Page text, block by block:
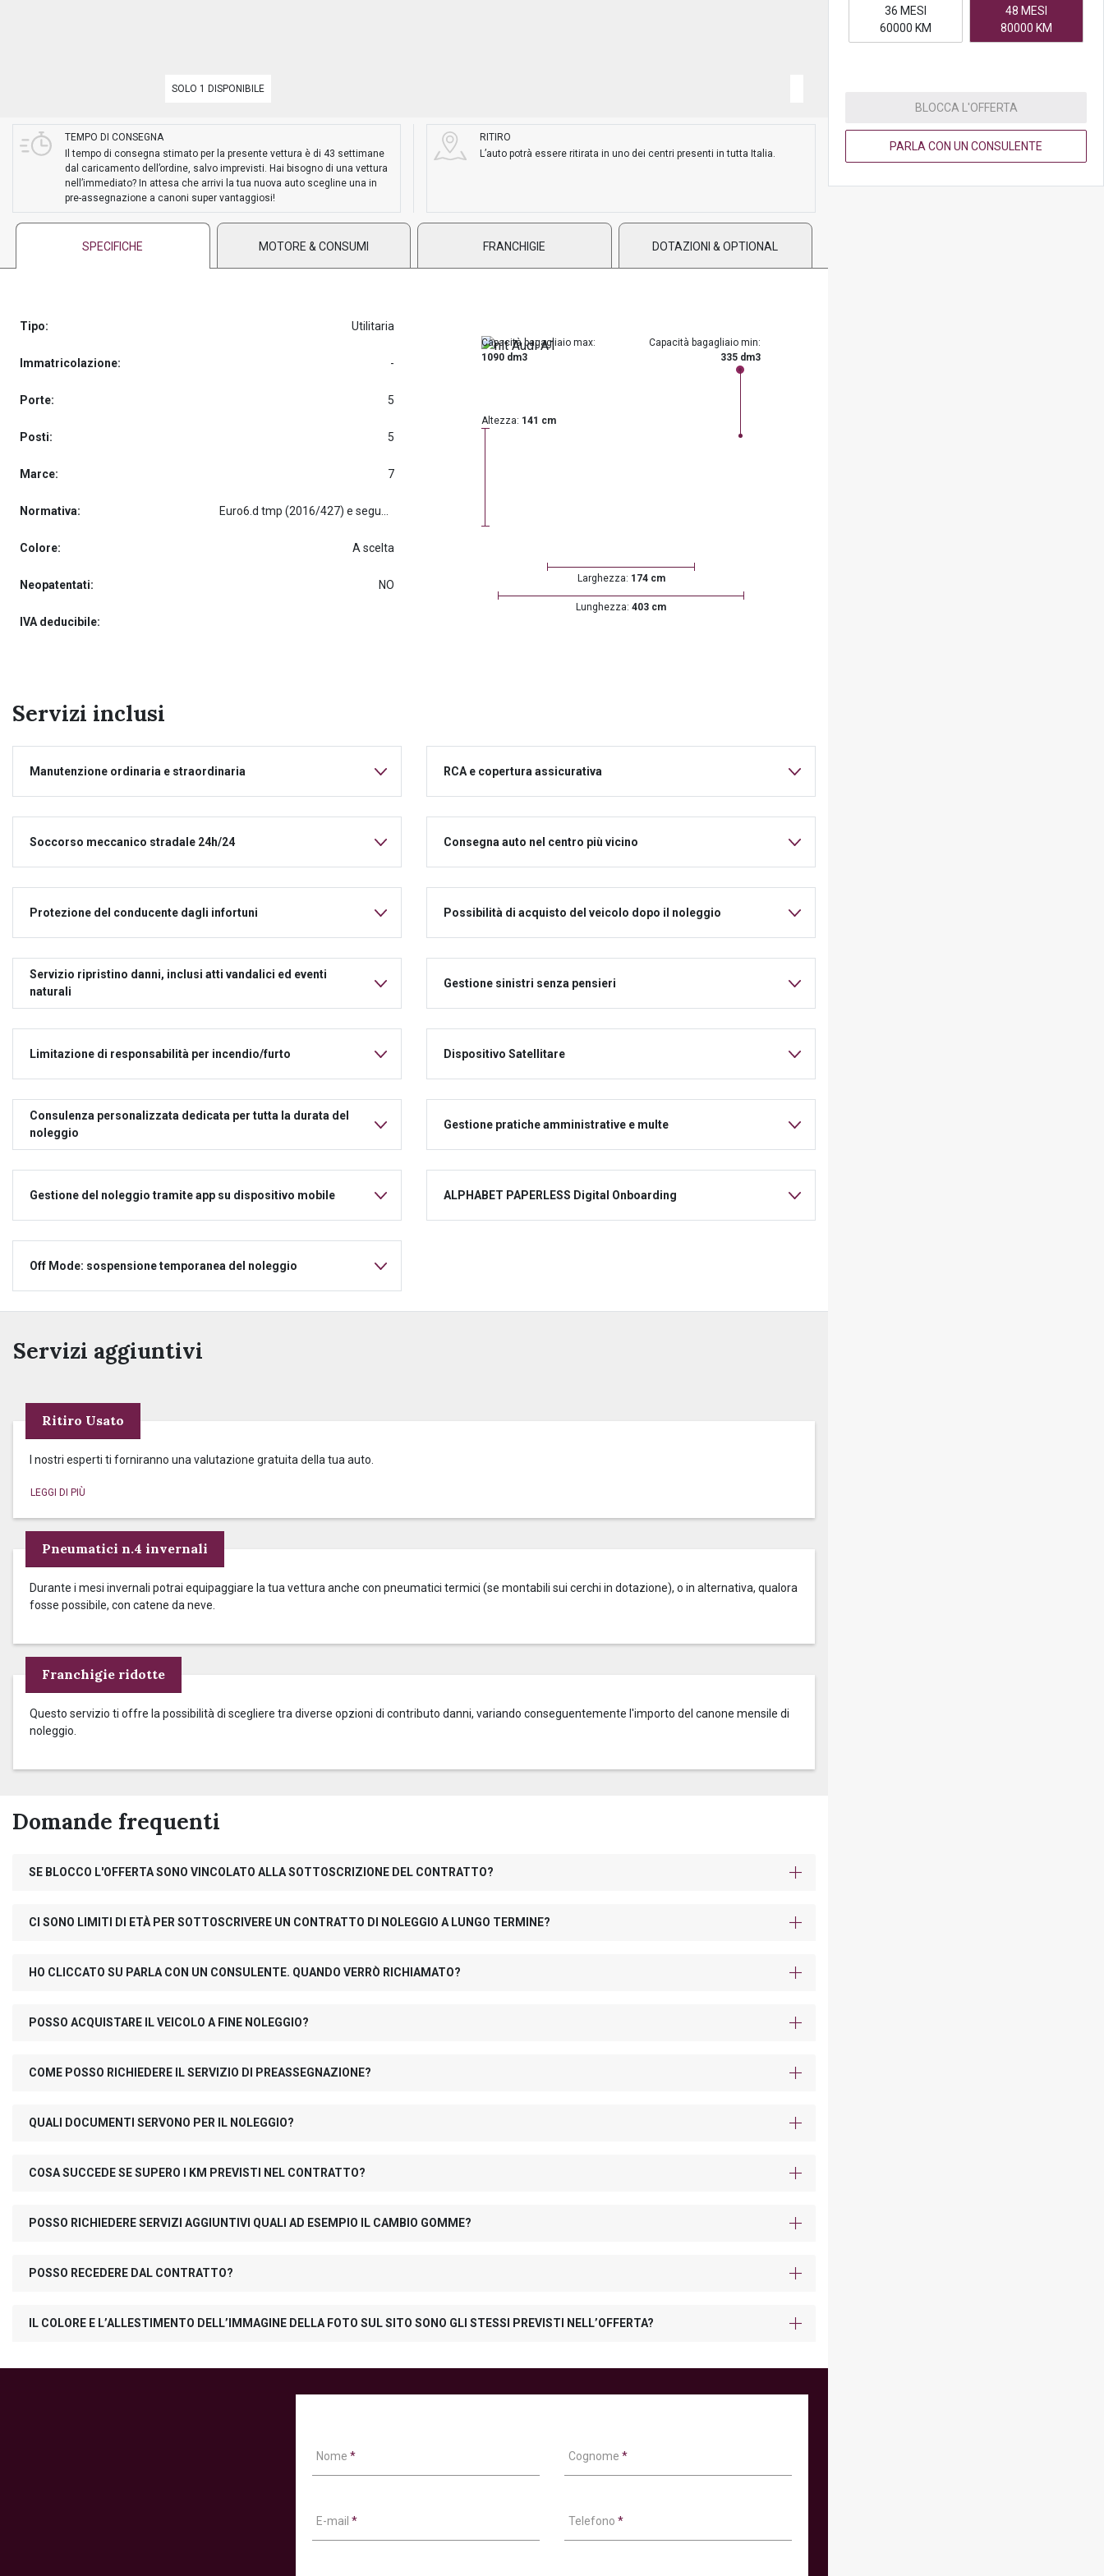
36 MESI
60000 KM
48 MESI
80000 KM
BLOCCA L'OFFERTA
PARLA CON UN CONSULENTE
SOLO 1 DISPONIBILE
TEMPO DI CONSEGNA
Il tempo di consegna stimato per la presente vettura è di 43 settimane
dal caricamento dell’ordine, salvo imprevisti. Hai bisogno di una vettura
nell’immediato? In attesa che arrivi la tua nuova auto scegline una in
pre-assegnazione a canoni super vantaggiosi!
RITIRO
L’auto potrà essere ritirata in uno dei centri presenti in tutta Italia.
SPECIFICHE MOTORE & CONSUMI FRANCHIGIE DOTAZIONI & OPTIONAL
Tipo: Utilitaria
Immatricolazione: -
Porte: 5
Posti: 5
Marce: 7
Normativa:
Colore: A scelta
Neopatentati: NO
IVA deducibile:
Capacità bagagliaio max:
1090 dm3
Capacità bagagliaio min:
335 dm3
Altezza: 141 cm
Larghezza: 174 cm
Lunghezza: 403 cm
Servizi inclusi
Manutenzione ordinaria e straordinaria RCA e copertura assicurativa
Soccorso meccanico stradale 24h/24 Consegna auto nel centro più vicino
Protezione del conducente dagli infortuni Possibilità di acquisto del veicolo dopo il noleggio
Servizio ripristino danni, inclusi atti vandalici ed eventi
naturali
Gestione sinistri senza pensieri
Limitazione di responsabilità per incendio/furto Dispositivo Satellitare
Consulenza personalizzata dedicata per tutta la durata del
noleggio
Gestione pratiche amministrative e multe
Gestione del noleggio tramite app su dispositivo mobile ALPHABET PAPERLESS Digital Onboarding
Off Mode: sospensione temporanea del noleggio
Servizi aggiuntivi
Ritiro Usato
I nostri esperti ti forniranno una valutazione gratuita della tua auto.
Pneumatici n.4 invernali
Durante i mesi invernali potrai equipaggiare la tua vettura anche con pneumatici termici (se montabili sui cerchi in dotazione), o in alternativa, qualora
fosse possibile, con catene da neve.
Franchigie ridotte
Questo servizio ti offre la possibilità di scegliere tra diverse opzioni di contributo danni, variando conseguentemente l'importo del canone mensile di
noleggio.
Domande frequenti
SE BLOCCO L'OFFERTA SONO VINCOLATO ALLA SOTTOSCRIZIONE DEL CONTRATTO?
CI SONO LIMITI DI ETÀ PER SOTTOSCRIVERE UN CONTRATTO DI NOLEGGIO A LUNGO TERMINE?
HO CLICCATO SU PARLA CON UN CONSULENTE. QUANDO VERRÒ RICHIAMATO?
POSSO ACQUISTARE IL VEICOLO A FINE NOLEGGIO?
COME POSSO RICHIEDERE IL SERVIZIO DI PREASSEGNAZIONE?
QUALI DOCUMENTI SERVONO PER IL NOLEGGIO?
COSA SUCCEDE SE SUPERO I KM PREVISTI NEL CONTRATTO?
POSSO RICHIEDERE SERVIZI AGGIUNTIVI QUALI AD ESEMPIO IL CAMBIO GOMME?
POSSO RECEDERE DAL CONTRATTO?
IL COLORE E L’ALLESTIMENTO DELL’IMMAGINE DELLA FOTO SUL SITO SONO GLI STESSI PREVISTI NELL’OFFERTA?
Nome * Cognome *
E-mail * Telefono *